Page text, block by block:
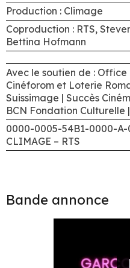
Production : Climage
Coproduction : RTS,
Bettina Hofmann
Avec le soutien de :
Cinéforom et Loterie
Suissimage | Succès
BCN Fondation Culturelle
0000-0005-54B1-0000-
CLIMAGE – RTS
Bande annonce